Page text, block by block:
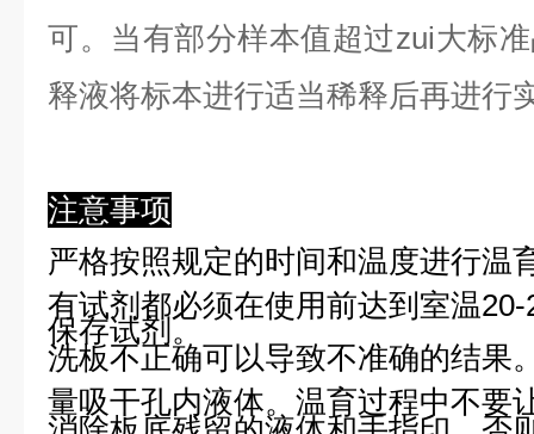
可。当有部分样本值超过zui大标
释液将标本进行适当稀释后再进行
注意事项
严格按照规定的时间和温度进行温
有试剂都必须在使用前达到室温
保存试剂。
洗板不正确可以导致不准确的结果
量吸干孔内液体。温育过程中不要